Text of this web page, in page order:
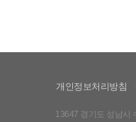
개인정보처리방침
13647 경기도 성남시